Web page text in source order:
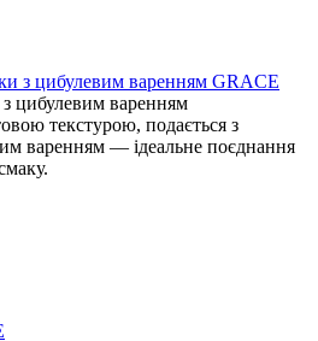
цибулевим варенням
текстурою, подається з
варенням — ідеальне поєднання